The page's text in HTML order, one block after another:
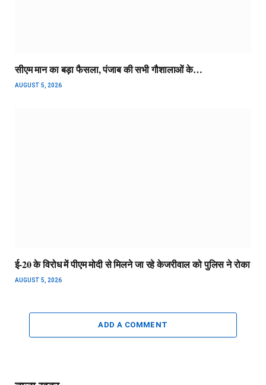
सीएम मान का बड़ा फैसला, पंजाब की सभी गौशालाओं के…
AUGUST 5, 2026
ई-20 के विरोध में पीएम मोदी से मिलने जा रहे केजरीवाल को पुलिस ने रोका
AUGUST 5, 2026
ADD A COMMENT